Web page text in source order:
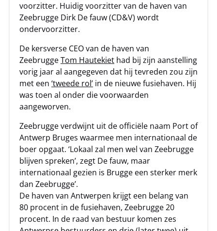
voorzitter. Huidig voorzitter van de haven van
Zeebrugge Dirk De fauw (CD&V) wordt
ondervoorzitter.
De kersverse CEO van de haven van
ZeebruggeTom Hautekiet had bij zijn aanstelling
vorig jaar al aangegeven dat hij tevreden zou zijn
met een ‘tweede rol’ in de nieuwe fusiehaven. Hij
was toen al onder die voorwaarden
aangeworven.
Zeebrugge verdwijnt uit de officiële naam Port of
Antwerp Bruges waarmee men internationaal de
boer opgaat. ‘Lokaal zal men wel van Zeebrugge
blijven spreken’, zegt De fauw, maar
internationaal gezien is Brugge een sterker merk
dan Zeebrugge’.
De haven van Antwerpen krijgt een belang van
80 procent in de fusiehaven, Zeebrugge 20
procent. In de raad van bestuur komen zes